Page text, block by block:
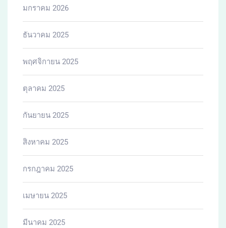
มกราคม 2026
ธันวาคม 2025
พฤศจิกายน 2025
ตุลาคม 2025
กันยายน 2025
สิงหาคม 2025
กรกฎาคม 2025
เมษายน 2025
มีนาคม 2025